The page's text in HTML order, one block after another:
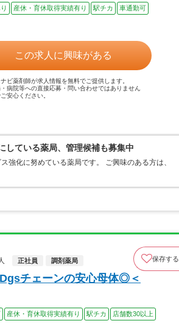
産休・育休取得実績有り 駅チカ
車通勤可
この求人に興味がある
ビ薬剤師が求人情報を無料でご提供します。
病院等への直接応募・問い合わせではありません
安心ください。
ている薬局、管理候補も募集中
強化に努めている薬局です。 ご興味のある方は、
正社員 調剤薬局 保存する
チェーンの安心母体◎＜
産休・育休取得実績有り 駅チカ
店舗数30以上